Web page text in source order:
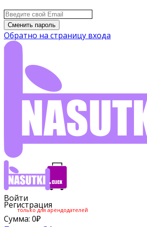
Сменить пароль
Обратно на страницу входа
Войти
Регистрация
только для арендодателей
Сумма: 0₽